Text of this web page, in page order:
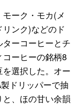
ーク・モカ(メ
ンク)などのド
ーコーヒーとチ
ーヒーの銘柄8
選択した。オー
ドリッパーで抽
、ほの甘い余韻